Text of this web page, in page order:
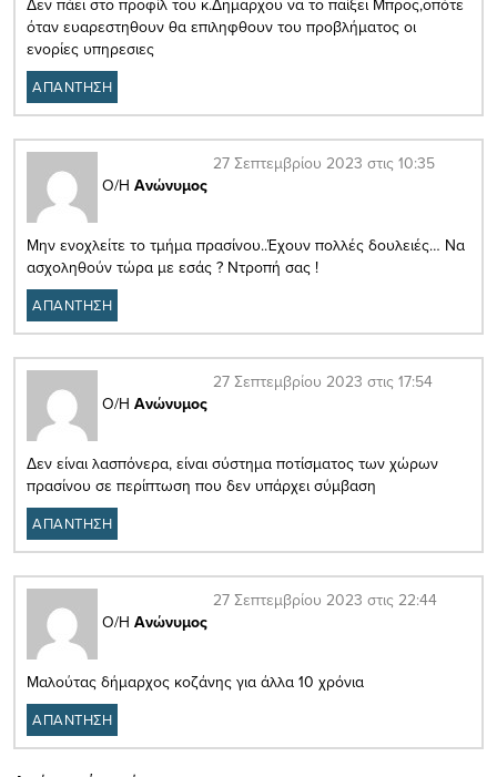
όταν ευαρεστηθουν θα επιληφθουν του προβλήματος οι
ενορίες υπηρεσιες
ΑΠΑΝΤΗΣΗ
Ο/Η Ανώνυμος
27 Σεπτεμβρίου 2023 στις 10:35
Μην ενοχλείτε το τμήμα πρασίνου..Έχουν πολλές δουλειές… Να
ασχοληθούν τώρα με εσάς ? Ντροπή σας !
ΑΠΑΝΤΗΣΗ
Ο/Η Ανώνυμος
27 Σεπτεμβρίου 2023 στις 17:54
Δεν είναι λασπόνερα, είναι σύστημα ποτίσματος των χώρων
πρασίνου σε περίπτωση που δεν υπάρχει σύμβαση
ΑΠΑΝΤΗΣΗ
Ο/Η Ανώνυμος
27 Σεπτεμβρίου 2023 στις 22:44
Μαλούτας δήμαρχος κοζάνης για άλλα 10 χρόνια
ΑΠΑΝΤΗΣΗ